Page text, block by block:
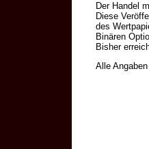
Der Handel
Diese
des
Binären
Bisher
Alle